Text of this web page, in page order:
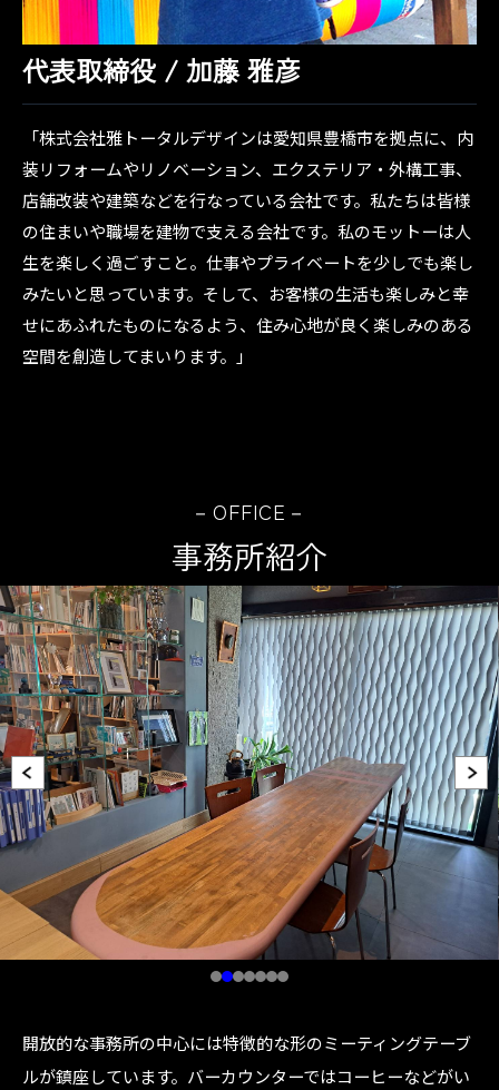
代表取締役 / 加藤 雅彦
「株式会社雅トータルデザインは愛知県豊橋市を拠点に、内
装リフォームやリノベーション、エクステリア・外構工事、
店舗改装や建築などを行なっている会社です。私たちは皆様
の住まいや職場を建物で支える会社です。私のモットーは人
生を楽しく過ごすこと。仕事やプライベートを少しでも楽し
みたいと思っています。そして、お客様の生活も楽しみと幸
せにあふれたものになるよう、住み心地が良く楽しみのある
空間を創造してまいります。」
－OFFICE－
事務所紹介
開放的な事務所の中心には特徴的な形のミーティングテーブ
ルが鎮座しています。バーカウンターではコーヒーなどがい